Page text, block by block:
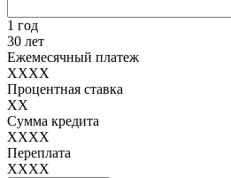
1 год
30 лет
Ежемесячный платеж
XXXX
Процентная ставка
XX
Сумма кредита
XXXX
Переплата
XXXX